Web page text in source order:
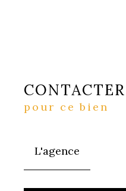
CONTACTER
pour ce bien
L'agence